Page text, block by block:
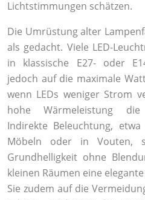
Lichtstimmungen schätzen.
Die Umrüstung alter
als gedacht. Viele LED-
in klassische E27- oder
jedoch auf die maximale
wenn LEDs weniger Strom
hohe Wärmeleistung die
Indirekte Beleuchtung,
Möbeln oder in Vouten,
Grundhelligkeit ohne
kleinen Räumen eine
Sie zudem auf die